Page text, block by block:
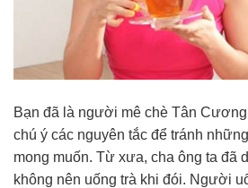
Bạn đã là người mê chè Tân
chú ý các nguyên tắc để tránh
mong muốn. Từ xưa, cha ông ta đã
không nên uống trà khi đói. Người